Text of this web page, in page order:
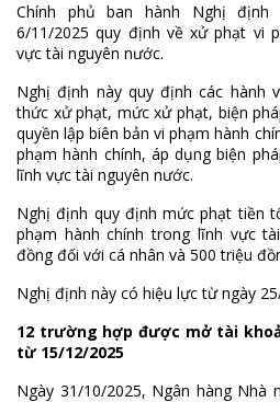
Chính phủ ban hành Nghị định
6/11/2025 quy định về xử phạt vi
vực tài nguyên nước.
Nghị định này quy định các hành
thức xử phạt, mức xử phạt, biện
quyền lập biên bản vi phạm hành
phạm hành chính, áp dụng biện
lĩnh vực tài nguyên nước.
Nghị định quy định mức phạt tiền
phạm hành chính trong lĩnh vực
đồng đối với cá nhân và 500 triệu
Nghị định này có hiệu lực từ ngày
12 trường hợp được mở tài
từ 15/12/2025
Ngày 31/10/2025, Ngân hàng Nhà